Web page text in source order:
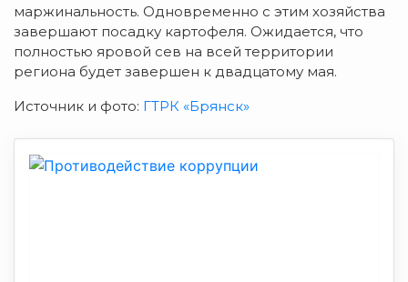
маржинальность. Одновременно с этим хозяйства
завершают посадку картофеля. Ожидается, что
полностью яровой сев на всей территории
региона будет завершен к двадцатому мая.
Источник и фото: ГТРК «Брянск»